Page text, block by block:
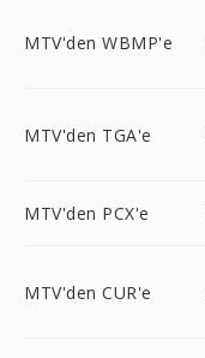
MTV'den WBMP'e
MTV'den TGA'e
MTV'den PCX'e
MTV'den CUR'e